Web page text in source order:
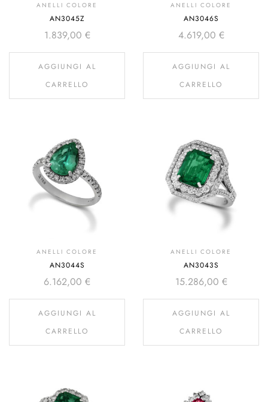
ANELLI COLORE
AN3045Z
1.839,00 €
AGGIUNGI AL
CARRELLO
ANELLI COLORE
AN3046S
4.619,00 €
AGGIUNGI AL
CARRELLO
ANELLI COLORE
AN3044S
6.162,00 €
AGGIUNGI AL
CARRELLO
ANELLI COLORE
AN3043S
15.286,00 €
AGGIUNGI AL
CARRELLO